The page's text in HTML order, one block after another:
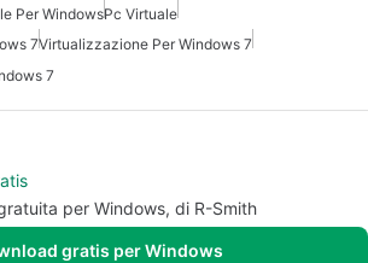
Per WindowsPc Virtuale
7Virtualizzazione Per Windows 7
7
per Windows, di R-Smith
gratis per Windows